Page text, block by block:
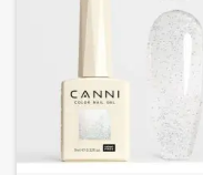
CAS numurs: 75980-60-8
Izmantošana kosmētikā,
Ko izmantojam mēs?
TPO-L (Ethyl
CAS numurs: 84434-11-7